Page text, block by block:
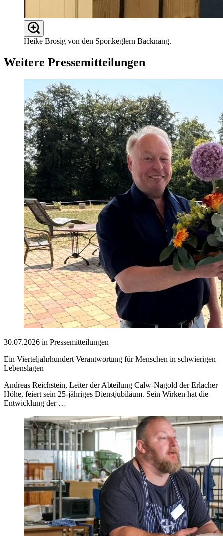
Heike Brosig von den Sportkeglern Backnang.
Weitere Pressemitteilungen
30.07.2026 in Pressemitteilungen
Ein Vierteljahrhundert Verantwortung für Menschen in schwierigen
Lebenslagen
Andreas Reichstein, Leiter der Abteilung Calw-Nagold der Erlacher
Höhe, feiert sein 25-jähriges Dienstjubiläum. Sein Wirken hat die
Entwicklung der …